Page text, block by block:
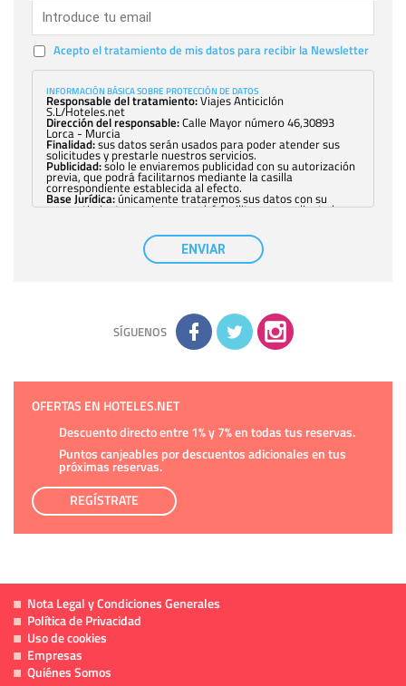
Acepto el tratamiento de mis datos para recibir la Newsletter
INFORMACIÓN BÁSICA SOBRE PROTECCIÓN DE DATOS
Responsable del tratamiento:Viajes Anticiclón
S.L/Hoteles.net
Dirección del responsable:Calle Mayor número 46,30893
Lorca - Murcia
Finalidad:sus datos serán usados para poder atender sus
solicitudes y prestarle nuestros servicios.
Publicidad:solo le enviaremos publicidad con su autorización
previa, que podrá facilitarnos mediante la casilla
correspondiente establecida al efecto.
Base Jurídica:únicamente trataremos sus datos con su
consentimiento previo, que podrá facilitarnos mediante la
con carácter general, sólo el personal de
nuestra entidad que esté debidamente autorizado podrá
tener conocimiento de la información que le pedimos. No se
comunicarán datos a terceros.
adicional y detallada sobre cómo tratamos sus datos en la
política de privacidad
ENVIAR
SÍGUENOS
OFERTAS EN HOTELES.NET
Descuento directo entre 1% y 7% en todas tus reservas.
Puntos canjeables por descuentos adicionales en tus
próximas reservas.
REGÍSTRATE
Nota Legal y Condiciones Generales
Política de Privacidad
Uso de cookies
Empresas
Quiénes Somos